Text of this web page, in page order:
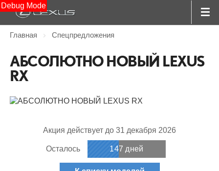
Debug Mode
Главная Спецпредложения
АБСОЛЮТНО НОВЫЙ LEXUS
RX
Акция действует до 31 декабря 2026
Осталось 147 дней